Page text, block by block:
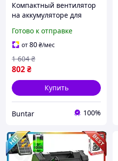
Компактный вентилятор
на аккумуляторе для
высотой до 1м
Готово к отправке
от80₴/мес
802₴
1 604 ₴
Купить
Buntar 100%